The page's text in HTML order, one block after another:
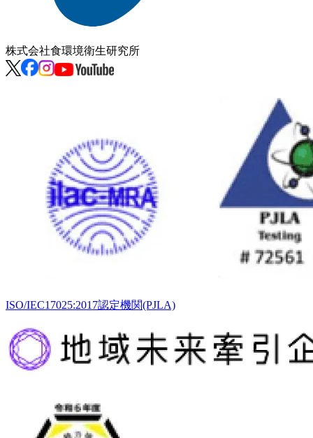
株式会社食環境衛生研究所
ISO/IEC17025:2017認定機関(PJLA)